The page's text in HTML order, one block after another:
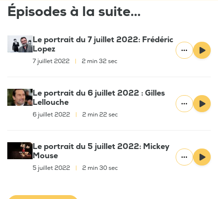
Épisodes à la suite...
Le portrait du 7 juillet 2022: Frédéric
Lopez
7 juillet 2022 2 min 32 sec
Le portrait du 6 juillet 2022 : Gilles
Lellouche
6 juillet 2022 2 min 22 sec
Le portrait du 5 juillet 2022: Mickey
Mouse
5 juillet 2022 2 min 30 sec